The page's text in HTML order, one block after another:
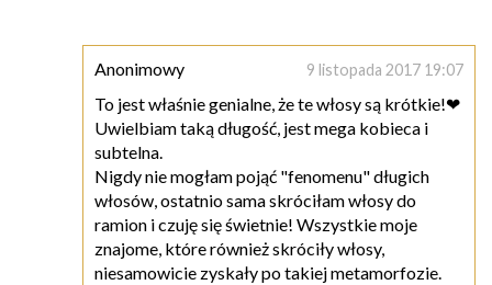
Anonimowy 9 listopada 2017 19:07
To jest właśnie genialne, że te włosy są krótkie!❤
Uwielbiam taką długość, jest mega kobieca i
subtelna.
Nigdy nie mogłam pojąć "fenomenu" długich
włosów, ostatnio sama skróciłam włosy do
ramion i czuję się świetnie! Wszystkie moje
znajome, które również skróciły włosy,
niesamowicie zyskały po takiej metamorfozie.